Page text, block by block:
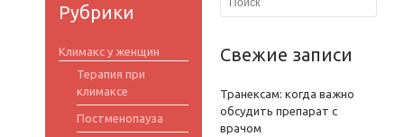
Рубрики
Климакс у женщин
Терапия при
климаксе
Постменопауза
Свежие записи
Транексам: когда важно
обсудить препарат с
врачом